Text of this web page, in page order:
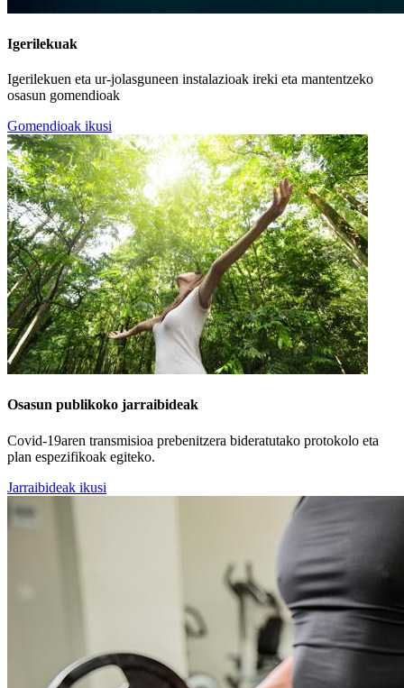
Igerilekuak
Igerilekuen eta ur-jolasguneen instalazioak ireki eta mantentzeko
osasun gomendioak
Gomendioak ikusi
Osasun publikoko jarraibideak
Covid-19aren transmisioa prebenitzera bideratutako protokolo eta
plan espezifikoak egiteko.
Jarraibideak ikusi